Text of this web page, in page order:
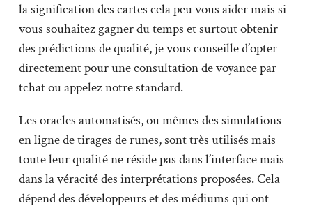
la signification des cartes cela peu vous aider mais si
vous souhaitez gagner du temps et surtout obtenir
des prédictions de qualité, je vous conseille d’opter
directement pour une consultation de voyance par
tchat ou appelez notre standard.
Les oracles automatisés, ou mêmes des simulations
en ligne de tirages de runes, sont très utilisés mais
toute leur qualité ne réside pas dans l’interface mais
dans la véracité des interprétations proposées. Cela
dépend des développeurs et des médiums qui ont